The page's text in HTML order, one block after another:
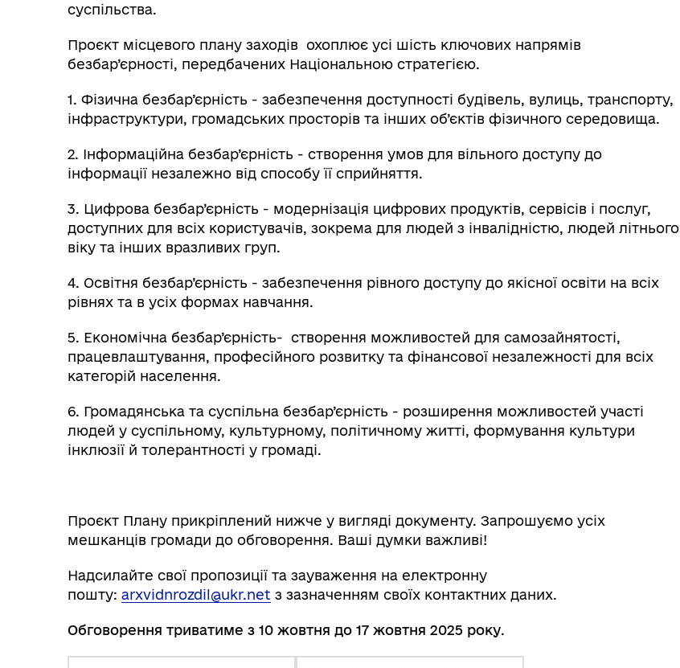
суспільства.
Проєкт місцевого плану заходів охоплює усі шість ключових напрямів
безбар’єрності, передбачених Національною стратегією.
1. Фізична безбар’єрність - забезпечення доступності будівель, вулиць, транспорту,
інфраструктури, громадських просторів та інших об’єктів фізичного середовища.
2. Інформаційна безбар’єрність - створення умов для вільного доступу до
інформації незалежно від способу її сприйняття.
3. Цифрова безбар’єрність - модернізація цифрових продуктів, сервісів і послуг,
доступних для всіх користувачів, зокрема для людей з інвалідністю, людей літнього
віку та інших вразливих груп.
4. Освітня безбар’єрність - забезпечення рівного доступу до якісної освіти на всіх
рівнях та в усіх формах навчання.
5. Економічна безбар’єрність- створення можливостей для самозайнятості,
працевлаштування, професійного розвитку та фінансової незалежності для всіх
категорій населення.
6. Громадянська та суспільна безбар’єрність - розширення можливостей участі
людей у суспільному, культурному, політичному житті, формування культури
інклюзії й толерантності у громаді.
Проєкт Плану прикріплений нижче у вигляді документу. Запрошуємо усіх
мешканців громади до обговорення. Ваші думки важливі!
Надсилайте свої пропозиції та зауваження на електронну
пошту: arxvidnrozdil@ukr.net з зазначенням своїх контактних даних.
Обговорення триватиме з 10 жовтня до 17 жовтня 2025 року.